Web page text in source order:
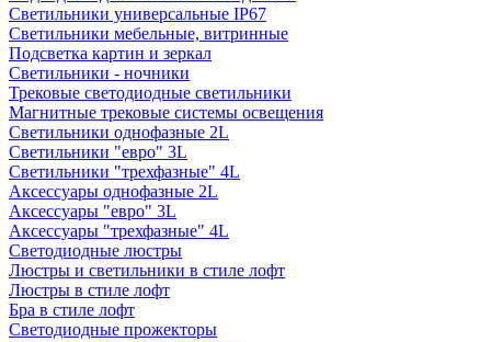
Светильники универсальные IP67
Светильники мебельные, витринные
Подсветка картин и зеркал
Светильники - ночники
Трековые светодиодные светильники
Магнитные трековые системы освещения
Светильники однофазные 2L
Светильники "евро" 3L
Светильники "трехфазные" 4L
Аксессуары однофазные 2L
Аксессуары "евро" 3L
Аксессуары "трехфазные" 4L
Светодиодные люстры
Люстры и светильники в стиле лофт
Люстры в стиле лофт
Бра в стиле лофт
Светодиодные прожекторы